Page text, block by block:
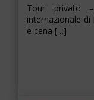
Tour privato
internazionale di
e cena […]